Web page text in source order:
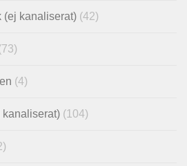
(ej kanaliserat) (42)
(4)
kanaliserat) (104)